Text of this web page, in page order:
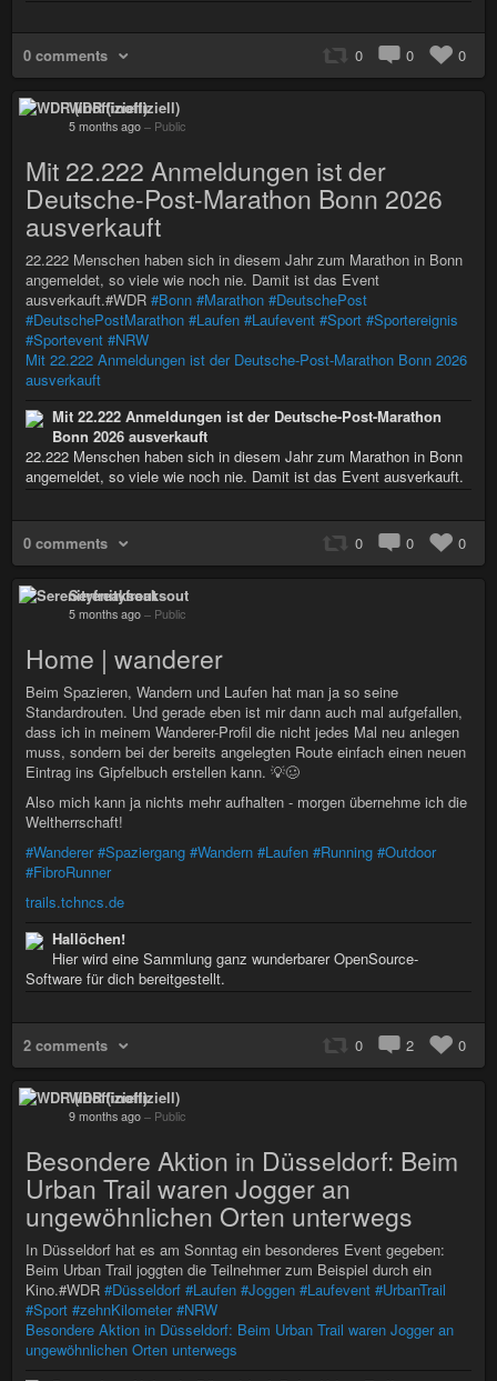
0 comments 0 0 0
WDR (inoffiziell)
5 months ago – Public
Mit 22.222 Anmeldungen ist der
Deutsche-Post-Marathon Bonn 2026
ausverkauft
22.222 Menschen haben sich in diesem Jahr zum Marathon in Bonn
angemeldet, so viele wie noch nie. Damit ist das Event
ausverkauft.#WDR #Bonn #Marathon #DeutschePost
#DeutschePostMarathon #Laufen #Laufevent #Sport #Sportereignis
#Sportevent #NRW
Mit 22.222 Anmeldungen ist der Deutsche-Post-Marathon Bonn 2026
ausverkauft
Mit 22.222 Anmeldungen ist der Deutsche-Post-Marathon
Bonn 2026 ausverkauft
22.222 Menschen haben sich in diesem Jahr zum Marathon in Bonn
angemeldet, so viele wie noch nie. Damit ist das Event ausverkauft.
0 comments 0 0 0
Serenityfreaksout
5 months ago – Public
Home | wanderer
Beim Spazieren, Wandern und Laufen hat man ja so seine
Standardrouten. Und gerade eben ist mir dann auch mal aufgefallen,
dass ich in meinem Wanderer-Profil die nicht jedes Mal neu anlegen
muss, sondern bei der bereits angelegten Route einfach einen neuen
Eintrag ins Gipfelbuch erstellen kann. 💡🥴
Also mich kann ja nichts mehr aufhalten - morgen übernehme ich die
Weltherrschaft!
#Wanderer #Spaziergang #Wandern #Laufen #Running #Outdoor
#FibroRunner
trails.tchncs.de
Hallöchen!
Hier wird eine Sammlung ganz wunderbarer OpenSource-
Software für dich bereitgestellt.
2 comments 0 2 0
WDR (inoffiziell)
9 months ago – Public
Besondere Aktion in Düsseldorf: Beim
Urban Trail waren Jogger an
ungewöhnlichen Orten unterwegs
In Düsseldorf hat es am Sonntag ein besonderes Event gegeben:
Beim Urban Trail joggten die Teilnehmer zum Beispiel durch ein
Kino.#WDR #Düsseldorf #Laufen #Joggen #Laufevent #UrbanTrail
#Sport #zehnKilometer #NRW
Besondere Aktion in Düsseldorf: Beim Urban Trail waren Jogger an
ungewöhnlichen Orten unterwegs